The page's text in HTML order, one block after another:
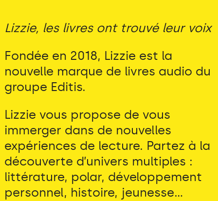
Lizzie, les livres ont trouvé leur voix
Fondée en 2018, Lizzie est la
nouvelle marque de livres audio du
groupe Editis.
Lizzie vous propose de vous
immerger dans de nouvelles
expériences de lecture. Partez à la
découverte d’univers multiples :
littérature, polar, développement
personnel, histoire, jeunesse...